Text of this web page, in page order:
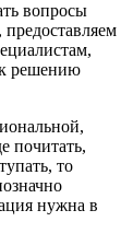
вопросы
к решению
почитать,
то
нужна в